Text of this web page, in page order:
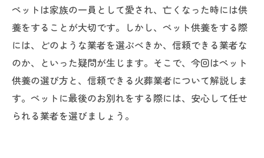
ペットは家族の一員として愛され、亡くなった時には供
養をすることが大切です。しかし、ペット供養をする際
には、どのような業者を選ぶべきか、信頼できる業者な
のか、といった疑問が生じます。そこで、今回はペット
供養の選び方と、信頼できる火葬業者について解説しま
す。ペットに最後のお別れをする際には、安心して任せ
られる業者を選びましょう。